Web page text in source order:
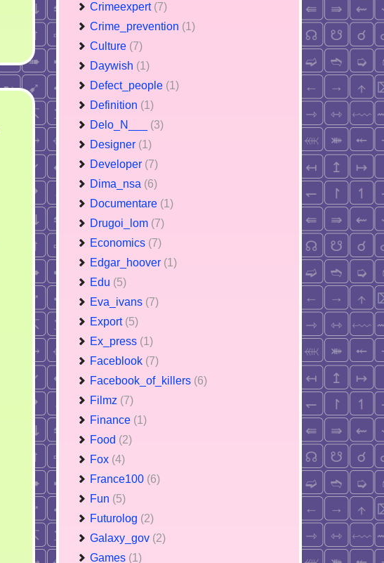
Crimeexpert (7)
Crime_prevention (1)
Culture (7)
Daywish (1)
Defect_people (1)
Definition (1)
Delo_N___ (3)
Designer (1)
Developer (7)
Dima_nsa (6)
Documentare (1)
Drugoi_lom (7)
Economics (7)
Edgar_hoover (1)
Edu (5)
Eva_ivans (7)
Export (5)
Ex_press (1)
Faceblook (7)
Facebook_of_killers (6)
Filmz (7)
Finance (1)
Food (2)
Fox (4)
France100 (6)
Fun (5)
Futurolog (2)
Galaxy_gov (2)
Games (1)